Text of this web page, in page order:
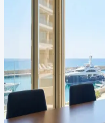
Impacto de
sentencia
Chipre
Ley de Compradores